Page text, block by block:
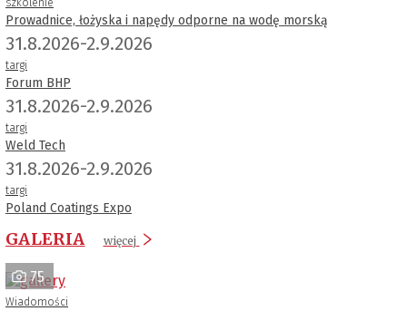
Prowadnice, łożyska i napędy odporne na wodę morską
31.8.2026-2.9.2026
targi
Forum BHP
31.8.2026-2.9.2026
targi
Weld Tech
31.8.2026-2.9.2026
targi
Poland Coatings Expo
GALERIA więcej
75
Wiadomości